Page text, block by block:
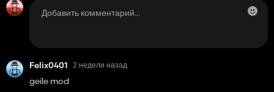
Felix0401 2 недели назад
geile mod